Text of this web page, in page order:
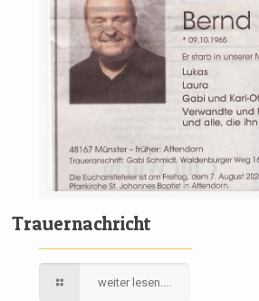
Trauernachricht
weiter lesen....